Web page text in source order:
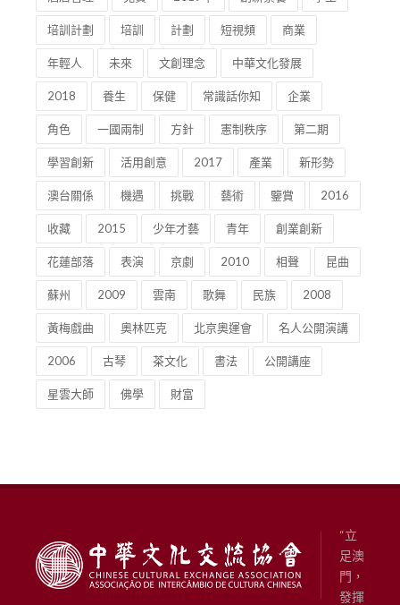
培訓計劃 培訓 計劃 短視頻 商業
年輕人 未來 文創理念 中華文化發展
2018 養生 保健 常識話你知 企業
角色 一國兩制 方針 憲制秩序 第二期
學習創新 活用創意 2017 產業 新形勢
澳台關係 機遇 挑戰 藝術 鑒賞 2016
收藏 2015 少年才藝 青年 創業創新
花蓮部落 表演 京劇 2010 相聲 昆曲
蘇州 2009 雲南 歌舞 民族 2008
黃梅戲曲 奧林匹克 北京奧運會 名人公開演講
2006 古琴 茶文化 書法 公開講座
星雲大師 佛學 財富
“立
足澳
門，
發揮